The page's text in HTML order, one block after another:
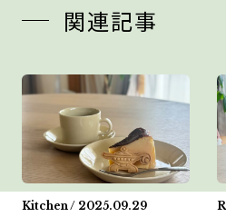
関連記事
Kitchen / 2025.09.29